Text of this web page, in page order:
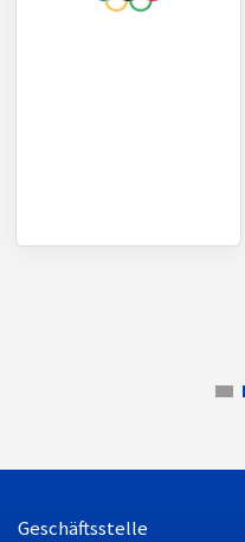
Geschäftsstelle